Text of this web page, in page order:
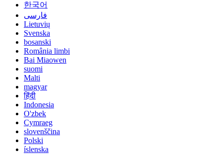
한국어
فارسی
Lietuvių
Svenska
bosanski
România limbi
Bai Miaowen
suomi
Malti
magyar
हिंदी
Indonesia
O'zbek
Cymraeg
slovenščina
Polski
íslenska